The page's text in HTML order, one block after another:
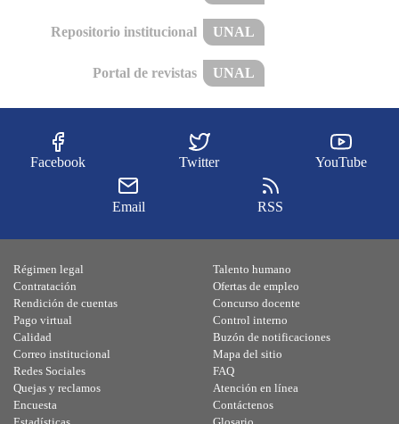
Repositorio institucional UNAL
Portal de revistas UNAL
Facebook Twitter YouTube
Email RSS
Régimen legal
Contratación
Rendición de cuentas
Pago virtual
Calidad
Talento humano
Ofertas de empleo
Concurso docente
Control interno
Buzón de notificaciones
Correo institucional
Redes Sociales
Quejas y reclamos
Encuesta
Mapa del sitio
FAQ
Atención en línea
Contáctenos